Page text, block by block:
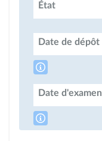
État
Date de dépôt
Date d'examen